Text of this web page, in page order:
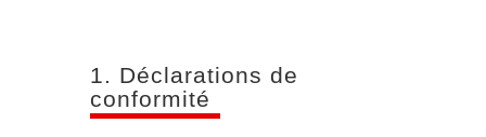
1. Déclarations de
conformité